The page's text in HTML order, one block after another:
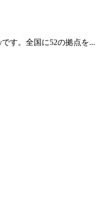
す。全国に52の拠点を...